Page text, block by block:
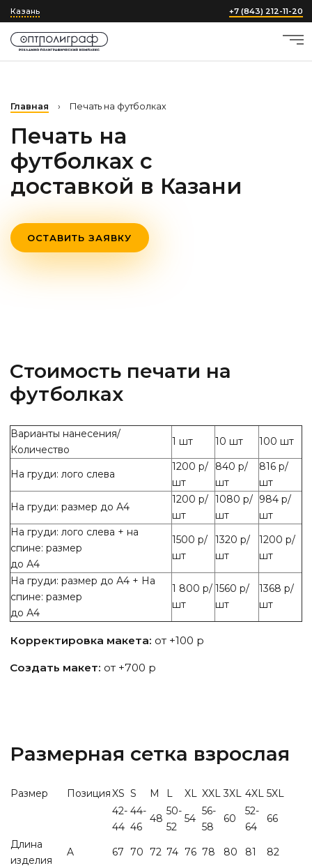
Казань +7 (843) 212-11-20
Главная › Печать на футболках
Печать на
футболках с
доставкой в Казани
ОСТАВИТЬ ЗАЯВКУ
Стоимость печати на
футболках
Варианты нанесения/
Количество
1 шт 10 шт 100 шт
На груди: лого слева
1200 р/
шт
840 р/
шт
816 р/
шт
На груди: размер до А4
1200 р/
шт
1080 р/
шт
984 р/
шт
На груди: лого слева + на
спине: размер
до А4
1500 р/
шт
1320 р/
шт
1200 р/
шт
На груди: размер до А4 + На
спине: размер
до А4
1 800 р/
шт
1560 р/
шт
1368 р/
шт
Корректировка макета: от +100 р
Создать макет: от +700 р
Размерная сетка взрослая
Размер ПозицияXS S M L XL XXL 3XL 4XL 5XL
42-
44
44-
46
48
50-
52
54
56-
58
60
52-
64
66
Длина
изделия
A 67 70 72 74 76 78 80 81 82